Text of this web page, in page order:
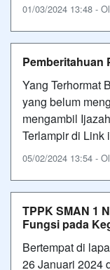
01/03/2024 13:48 -
Pemberitahuan
Yang Terhormat
yang belum
mengambil
Terlampir di Link
05/02/2024 13:54 -
TPPK SMAN 1
Fungsi pada
Bertempat di
26 Januari 2024